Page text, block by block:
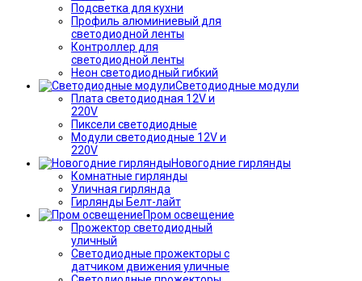
Подсветка для кухни
Профиль алюминиевый для
светодиодной ленты
Контроллер для
светодиодной ленты
Неон светодиодный гибкий
Светодиодные модули
Плата светодиодная 12V и
220V
Пиксели светодиодные
Модули светодиодные 12V и
220V
Новогодние гирлянды
Комнатные гирлянды
Уличная гирлянда
Гирлянды Белт-лайт
Пром освещение
Прожектор светодиодный
уличный
Светодиодные прожекторы с
датчиком движения уличные